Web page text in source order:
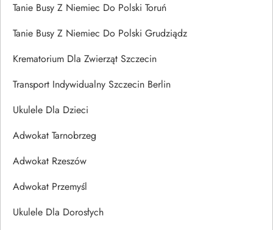
Tanie Busy Z Niemiec Do Polski Toruń
Tanie Busy Z Niemiec Do Polski Grudziądz
Krematorium Dla Zwierząt Szczecin
Transport Indywidualny Szczecin Berlin
Ukulele Dla Dzieci
Adwokat Tarnobrzeg
Adwokat Rzeszów
Adwokat Przemyśl
Ukulele Dla Dorosłych